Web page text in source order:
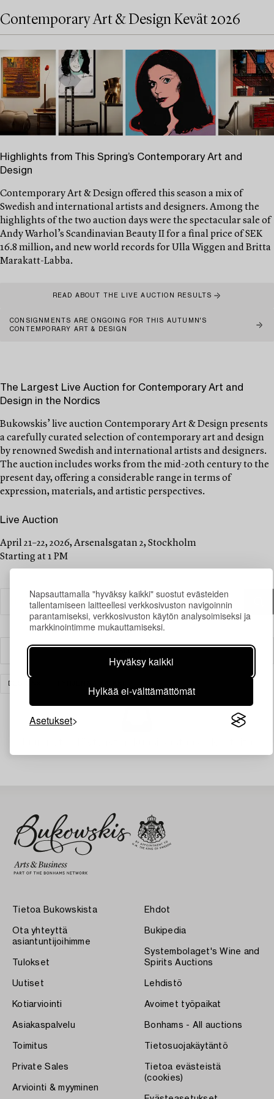
Napsauttamalla "hyväksy kaikki" suostut evästeiden
tallentamiseen laitteellesi verkkosivuston navigoinnin
parantamiseksi, verkkosivuston käytön analysoimiseksi ja
markkinointimme mukauttamiseksi.
Hyväksy kaikki
Hylkää ei-välttämättömät
Asetukset
Contemporary Art & Design Kevät 2026
Highlights from This Spring’s Contemporary Art and
Design
Contemporary Art & Design offered this season a mix of
Swedish and international artists and designers. Among the
highlights of the two auction days were the spectacular sale of
Andy Warhol’s Scandinavian Beauty II for a final price of SEK
16.8 million, and new world records for Ulla Wiggen and Britta
Marakatt-Labba.
READ ABOUT THE LIVE AUCTION RESULTS
CONSIGNMENTS ARE ONGOING FOR THIS AUTUMN'S
CONTEMPORARY ART & DESIGN
The Largest Live Auction for Contemporary Art and
Design in the Nordics
Bukowskis’ live auction Contemporary Art & Design presents
a carefully curated selection of contemporary art and design
by renowned Swedish and international artists and designers.
The auction includes works from the mid-20th century to the
present day, offering a considerable range in terms of
expression, materials, and artistic perspectives.
Live Auction
April 21–22, 2026, Arsenalsgatan 2, Stockholm
Starting at 1 PM
DESIGN
Tietoa Bukowskista
Ota yhteyttä
asiantuntijoihimme
Tulokset
Uutiset
Kotiarviointi
Asiakaspalvelu
Toimitus
Private Sales
Arviointi & myyminen
Ehdot
Bukipedia
Systembolaget's Wine and
Spirits Auctions
Lehdistö
Avoimet työpaikat
Bonhams - All auctions
Tietosuojakäytäntö
Tietoa evästeistä
(cookies)